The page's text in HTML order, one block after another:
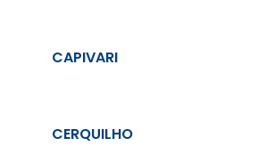
CAPIVARI
CERQUILHO